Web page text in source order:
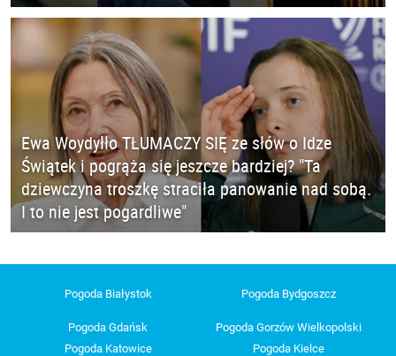
Ewa Woydyłło TŁUMACZY SIĘ ze słów o Idze
Świątek i pogrąża się jeszcze bardziej? "Ta
dziewczyna troszkę straciła panowanie nad sobą.
I to nie jest pogardliwe"
Pogoda Białystok Pogoda Bydgoszcz
Pogoda Gdańsk
Pogoda Gorzów Wielkopolski
Pogoda Katowice
Pogoda Kielce